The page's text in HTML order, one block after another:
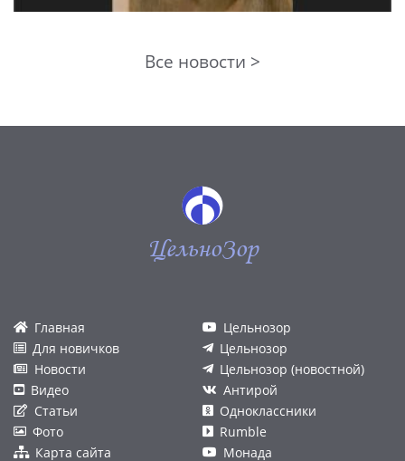
Все новости >
ЦельноЗор
Главная
Для новичков
Новости
Видео
Статьи
Фото
Карта сайта
Цельнозор
Цельнозор
Цельнозор (новостной)
Антирой
Одноклассники
Rumble
Монада